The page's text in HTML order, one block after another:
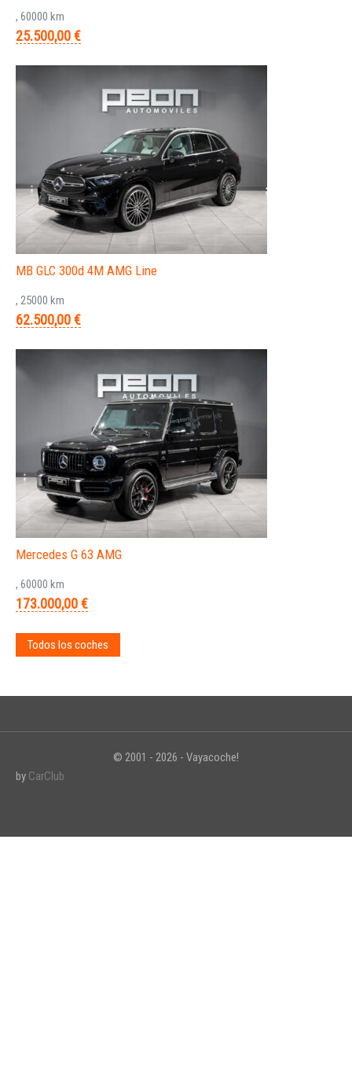
, 60000 km
25.500,00 €
MB GLC 300d 4M AMG Line
, 25000 km
62.500,00 €
Mercedes G 63 AMG
, 60000 km
173.000,00 €
Todos los coches
© 2001 - 2026 - Vayacoche!
by CarClub